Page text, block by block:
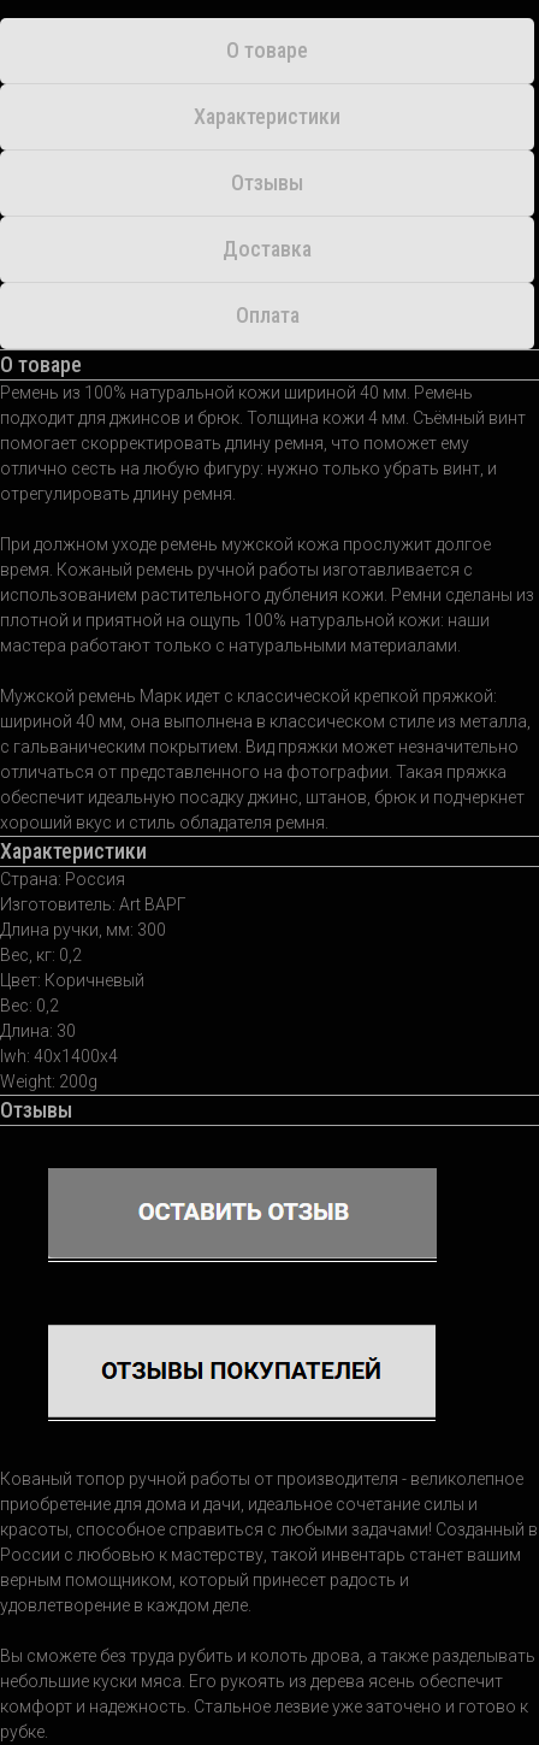
О товаре
Характеристики
Отзывы
Доставка
Оплата
О товаре
Ремень из 100% натуральной кожи шириной 40 мм. Ремень
подходит для джинсов и брюк. Толщина кожи 4 мм. Съёмный винт
помогает скорректировать длину ремня, что поможет ему
отлично сесть на любую фигуру: нужно только убрать винт, и
отрегулировать длину ремня.
При должном уходе ремень мужской кожа прослужит долгое
время. Кожаный ремень ручной работы изготавливается с
использованием растительного дубления кожи. Ремни сделаны из
плотной и приятной на ощупь 100% натуральной кожи: наши
мастера работают только с натуральными материалами.
Мужской ремень Марк идет с классической крепкой пряжкой:
шириной 40 мм, она выполнена в классическом стиле из металла,
с гальваническим покрытием. Вид пряжки может незначительно
отличаться от представленного на фотографии. Такая пряжка
обеспечит идеальную посадку джинс, штанов, брюк и подчеркнет
хороший вкус и стиль обладателя ремня.
Характеристики
Страна: Россия
Изготовитель: Art ВАРГ
Длина ручки, мм: 300
Вес, кг: 0,2
Цвет: Коричневый
Вес: 0,2
Длина: 30
lwh: 40x1400x4
Weight: 200g
Отзывы
Кованый топор ручной работы от производителя - великолепное
приобретение для дома и дачи, идеальное сочетание силы и
красоты, способное справиться с любыми задачами! Созданный в
России с любовью к мастерству, такой инвентарь станет вашим
верным помощником, который принесет радость и
удовлетворение в каждом деле.
Вы сможете без труда рубить и колоть дрова, а также разделывать
небольшие куски мяса. Его рукоять из дерева ясень обеспечит
комфорт и надежность. Стальное лезвие уже заточено и готово к
рубке.